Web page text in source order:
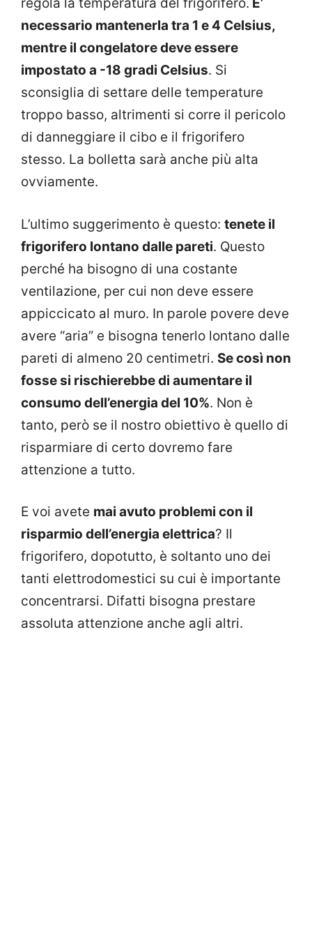
regola la temperatura del frigorifero. E’
necessario mantenerla tra 1 e 4 Celsius,
mentre il congelatore deve essere
impostato a -18 gradi Celsius. Si
sconsiglia di settare delle temperature
troppo basso, altrimenti si corre il pericolo
di danneggiare il cibo e il frigorifero
stesso. La bolletta sarà anche più alta
ovviamente.
L’ultimo suggerimento è questo: tenete il
frigorifero lontano dalle pareti. Questo
perché ha bisogno di una costante
ventilazione, per cui non deve essere
appiccicato al muro. In parole povere deve
avere “aria” e bisogna tenerlo lontano dalle
pareti di almeno 20 centimetri. Se così non
fosse si rischierebbe di aumentare il
consumo dell’energia del 10%. Non è
tanto, però se il nostro obiettivo è quello di
risparmiare di certo dovremo fare
attenzione a tutto.
E voi avete mai avuto problemi con il
risparmio dell’energia elettrica? Il
frigorifero, dopotutto, è soltanto uno dei
tanti elettrodomestici su cui è importante
concentrarsi. Difatti bisogna prestare
assoluta attenzione anche agli altri.